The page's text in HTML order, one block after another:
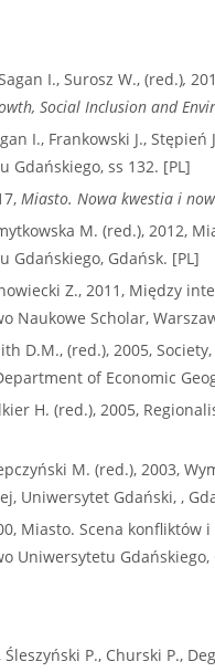
I., Surosz W., (red.),
Social Inclusion and
I., Frankowski J., Stępień
Gdańskiego, ss 132. [PL]
Miasto. Nowa kwestia i
M. (red.), 2012,
Gdańskiego, Gdańsk. [PL]
Z., 2011, Między
Naukowe Scholar,
D.M., (red.), 2005,
of Economic
H. (red.), 2005,
M. (red.), 2003,
Uniwersytet Gdański, ,
Miasto. Scena
Uniwersytetu Gdańskiego,
Śleszyński P., Churski P.,